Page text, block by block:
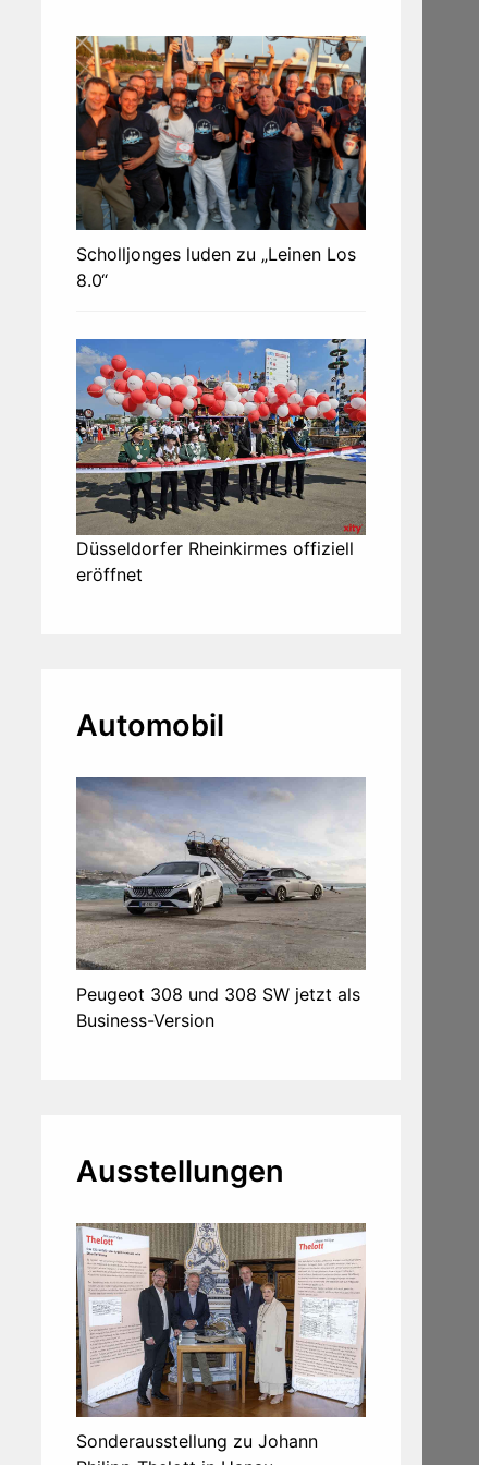
Scholljonges luden zu „Leinen Los
8.0“
Düsseldorfer Rheinkirmes offiziell
eröffnet
Automobil
Peugeot 308 und 308 SW jetzt als
Business-Version
Ausstellungen
Sonderausstellung zu Johann